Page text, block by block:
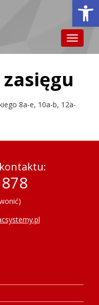
Toggle
8a-e, 10a-b, 12a-